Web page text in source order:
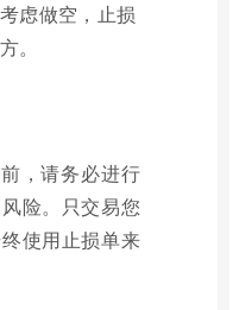
虑做空，止损
。
，请务必进行
险。只交易您
使用止损单来